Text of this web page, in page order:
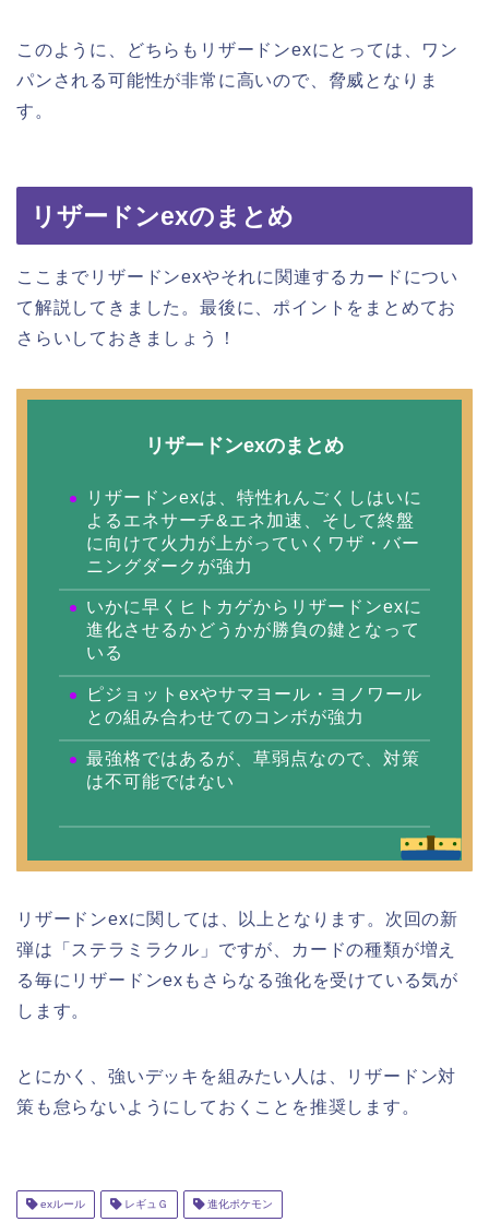
このように、どちらもリザードンexにとっては、ワン
パンされる可能性が非常に高いので、脅威となりま
す。
リザードンexのまとめ
ここまでリザードンexやそれに関連するカードについ
て解説してきました。最後に、ポイントをまとめてお
さらいしておきましょう！
リザードンexのまとめ
リザードンexは、特性れんごくしはいに
よるエネサーチ&エネ加速、そして終盤
に向けて火力が上がっていくワザ・バー
ニングダークが強力
いかに早くヒトカゲからリザードンexに
進化させるかどうかが勝負の鍵となって
いる
ピジョットexやサマヨール・ヨノワール
との組み合わせてのコンボが強力
最強格ではあるが、草弱点なので、対策
は不可能ではない
リザードンexに関しては、以上となります。次回の新
弾は「ステラミラクル」ですが、カードの種類が増え
る毎にリザードンexもさらなる強化を受けている気が
します。
とにかく、強いデッキを組みたい人は、リザードン対
策も怠らないようにしておくことを推奨します。
exルール レギュＧ 進化ポケモン